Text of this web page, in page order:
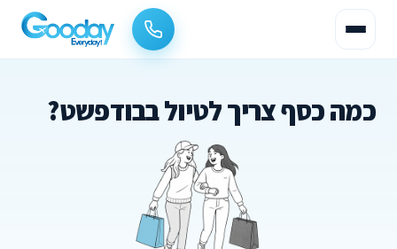
כמה כסף צריך לטיול בבודפשט?